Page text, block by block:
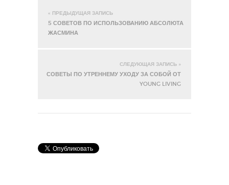
« ПРЕДЫДУЩАЯ ЗАПИСЬ
5 СОВЕТОВ ПО ИСПОЛЬЗОВАНИЮ АБСОЛЮТА
ЖАСМИНА
СЛЕДУЮЩАЯ ЗАПИСЬ »
СОВЕТЫ ПО УТРЕННЕМУ УХОДУ ЗА СОБОЙ ОТ
YOUNG LIVING